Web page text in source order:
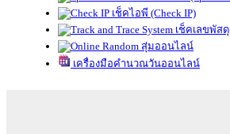
เช็คไอพี (Check IP)
เช็คเลขพัสดุ
สุ่มออนไลน์
เครื่องมือคำนวณวันออนไลน์